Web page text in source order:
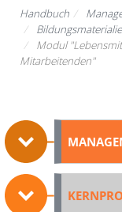
Handbuch
Modul
Mitarbeitenden"